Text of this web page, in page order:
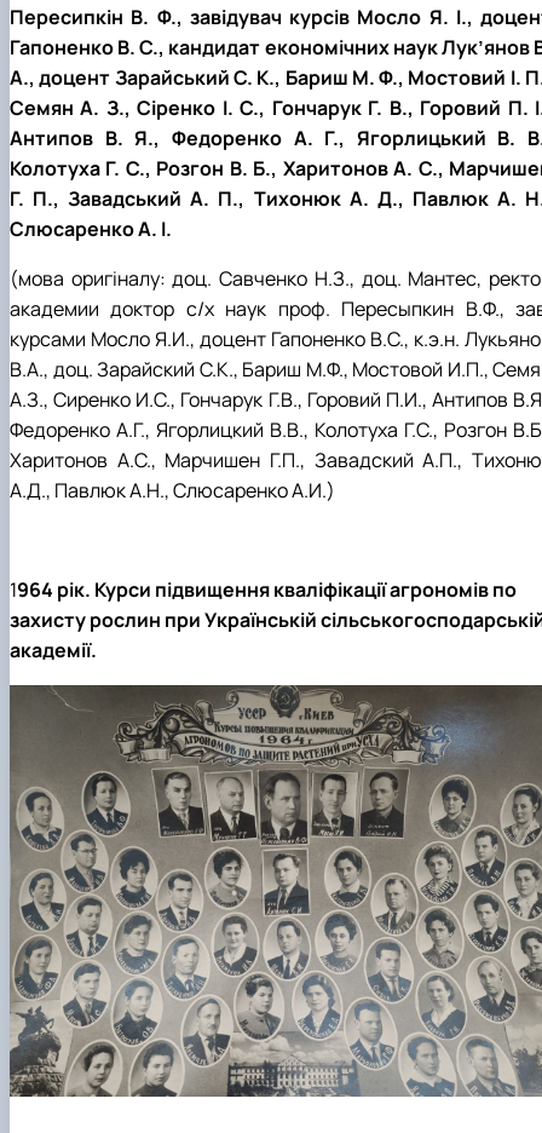
Пересипкін В. Ф., завідувач курсів Мосло Я. І.,
Гапоненко В. С., кандидат економічних наук Лук’янов
А., доцент Зарайський С. К., Бариш М. Ф., Мостовий І.
Семян А. З., Сіренко І. С., Гончарук Г. В., Горовий П.
Антипов В. Я., Федоренко А. Г., Ягорлицький В.
Колотуха Г. С., Розгон В. Б., Харитонов А. С.,
Г. П., Завадський А. П., Тихонюк А. Д., Павлюк А.
Слюсаренко А. І.
(мова оригіналу: доц. Савченко Н.З., доц. Мантес,
академии доктор с/х наук проф. Пересыпкин В.Ф.,
курсами Мосло Я.И., доцент Гапоненко В.С., к.э.н.
В.А., доц. Зарайский С.К., Бариш М.Ф., Мостовой И.П.,
А.З., Сиренко И.С., Гончарук Г.В., Горовий П.И., Антипов
Федоренко А.Г., Ягорлицкий В.В., Колотуха Г.С., Розгон
Харитонов А.С., Марчишен Г.П., Завадский А.П.,
А.Д., Павлюк А.Н., Слюсаренко А.И.)
1964 рік. Курси підвищення кваліфікації агрономів по
захисту рослин приУкраїнській
академії.